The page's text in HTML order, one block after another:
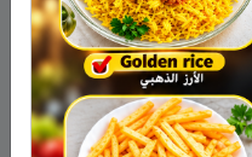
:
, نحن المعلمون